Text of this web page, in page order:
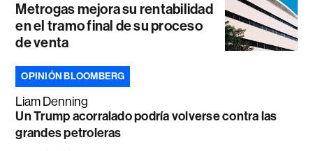
Metrogas mejora su rentabilidad
en el tramo final de su proceso
de venta
OPINIÓN BLOOMBERG
Liam Denning
Un Trump acorralado podría volverse contra las
grandes petroleras